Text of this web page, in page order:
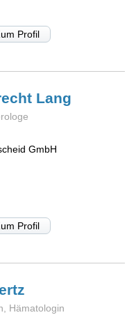
Profil
Lang
GmbH
Profil
Hämatologin